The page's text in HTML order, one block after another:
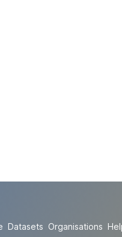
Datasets Organisations